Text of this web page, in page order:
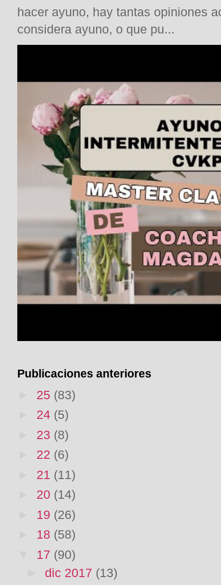
hacer ayuno, hay tantas opiniones
considera ayuno, o que pu...
Publicaciones anteriores
25 (83)
24 (5)
23 (8)
22 (6)
21 (11)
20 (14)
19 (26)
18 (58)
17 (90)
dic 2017 (13)